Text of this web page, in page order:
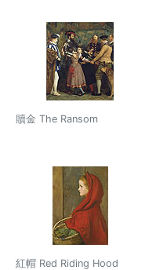
贖金 The Ransom
紅帽 Red Riding Hood